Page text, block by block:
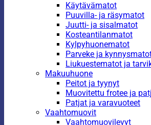
Käytävämatot
Puuvilla- ja räsymatot
Juutti- ja sisalmatot
Kosteantilanmatot
Kylpyhuonematot
Parveke ja
Liukuestematot ja
Makuuhuone
Peitot ja tyynyt
Muovitettu frotee ja
Patjat ja varavuoteet
Vaahtomuovit
Vaahtomuovilevyt